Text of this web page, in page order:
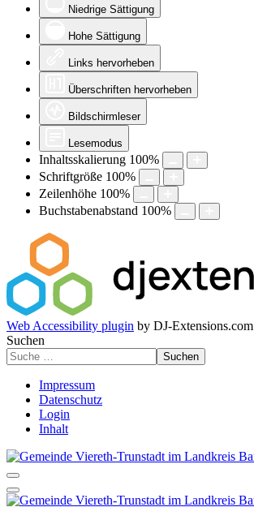
Niedrige Sättigung
Hohe Sättigung
Links hervorheben
Überschriften hervorheben
Bildschirmleser
Lesemodus
Inhaltsskalierung 100%
Schriftgröße 100%
Zeilenhöhe 100%
Buchstabenabstand 100%
Web Accessibility plugin by DJ-Extensions.com
Suchen
Suchen
Impressum
Datenschutz
Login
Inhalt